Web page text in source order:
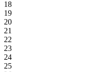
18
19
20
21
22
23
24
25